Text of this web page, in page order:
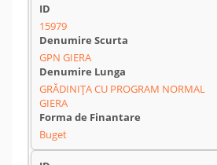
15979
GPN GIERA
GRĂDINIȚA CU PROGRAM NORMAL
GIERA
Buget